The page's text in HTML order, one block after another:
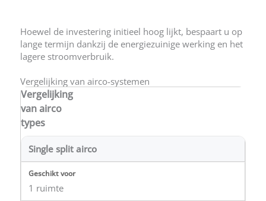
Hoewel de investering initieel hoog lijkt, bespaart u op
lange termijn dankzij de energiezuinige werking en het
lagere stroomverbruik.
Vergelijking van airco-systemen
Vergelijking
van airco
types
Single split airco
1 ruimte